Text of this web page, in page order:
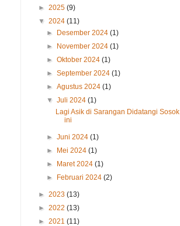
► 2025 (9)
▼ 2024 (11)
► Desember 2024(1)
► November 2024(1)
►Oktober 2024(1)
►September 2024(1)
►Agustus 2024(1)
▼Juli 2024(1)
Lagi Asik di Sarangan Didatangi Sosok
ini
►Juni 2024(1)
► Mei 2024(1)
► Maret 2024(1)
► Februari 2024(2)
► 2023 (13)
► 2022 (13)
► 2021 (11)